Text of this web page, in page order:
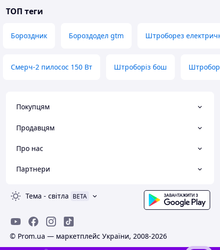
ТОП теги
Бороздник Бороздодел gtm Штроборез
Смерч-2 пилосос 150 Вт Штроборіз бош
Покупцям
Продавцям
Про нас
Партнери
Тема - світла BETA
© Prom.ua — маркетплейс України, 2008-2026